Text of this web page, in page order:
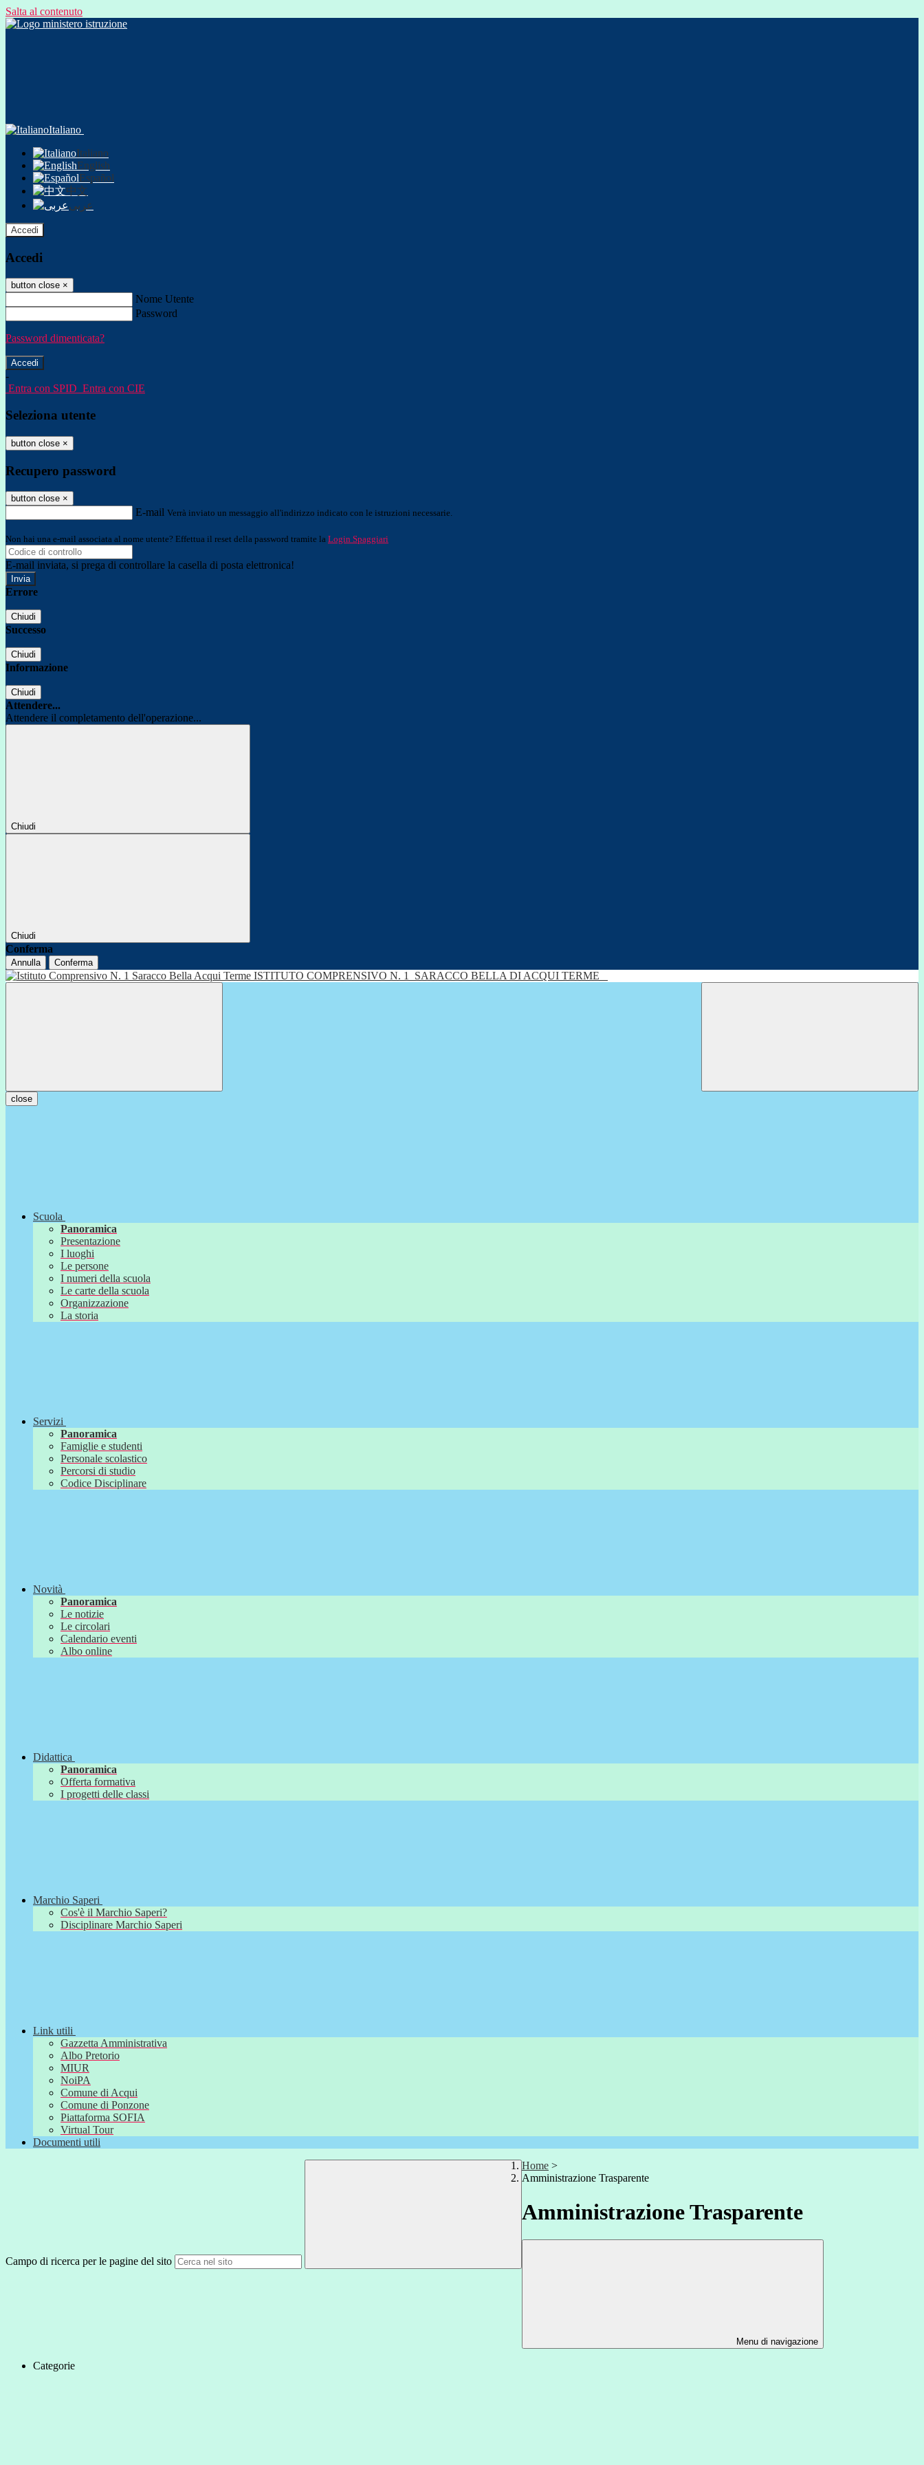
Salta al contenuto
Italiano
Italiano
English
Español
中文
عربى
Accedi
Accedi
button close ×
Nome Utente
Password
Password dimenticata?
-
Entra con SPID Entra con CIE
Seleziona utente
button close ×
Recupero password
button close ×
E-mail Verrà inviato un messaggio all'indirizzo indicato con le istruzioni necessarie.
Non hai una e-mail associata al nome utente? Effettua il reset della password tramite la Login Spaggiari
E-mail inviata, si prega di controllare la casella di posta elettronica!
Errore
Chiudi
Successo
Chiudi
Informazione
Chiudi
Attendere...
Attendere il completamento dell'operazione...
Chiudi
Chiudi
Conferma
Annulla Conferma
ISTITUTO COMPRENSIVO N. 1 SARACCO BELLA DI ACQUI TERME
close
Scuola
Panoramica
Presentazione
I luoghi
Le persone
I numeri della scuola
Le carte della scuola
Organizzazione
La storia
Servizi
Panoramica
Famiglie e studenti
Personale scolastico
Percorsi di studio
Codice Disciplinare
Novità
Panoramica
Le notizie
Le circolari
Calendario eventi
Albo online
Didattica
Panoramica
Offerta formativa
I progetti delle classi
Marchio Saperi
Cos'è il Marchio Saperi?
Disciplinare Marchio Saperi
Link utili
Gazzetta Amministrativa
Albo Pretorio
MIUR
NoiPA
Comune di Acqui
Comune di Ponzone
Piattaforma SOFIA
Virtual Tour
Documenti utili
Campo di ricerca per le pagine del sito
Home >
Amministrazione Trasparente
Amministrazione Trasparente
Menu di navigazione
Categorie